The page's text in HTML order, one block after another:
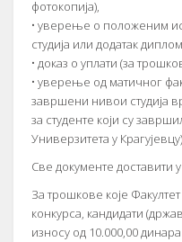
фотокопија),
• уверење о положеним
студија или додатак
• доказ о уплати (за
• уверење од матичног
завршени нивои студија
за студенте који су
Универзитета у
Све документе доставити
За трошкове које
конкурса, кандидати
износу од 10.000,00